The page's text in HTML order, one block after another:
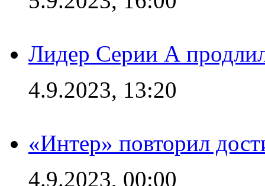
Лидер Серии А
4.9.2023, 13:20
«Интер» повторил
4.9.2023, 00:00